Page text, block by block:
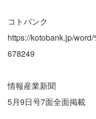
コトバンク
https://kotobank.jp/
678249
情報産業新聞
5月9日号7面全面掲載